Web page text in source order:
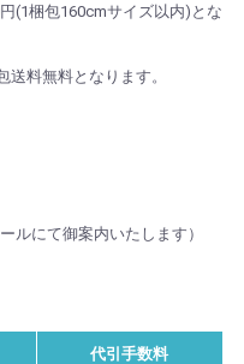
(1梱包160cmサイズ以内)とな
料無料となります。
ルにて御案内いたします）
代引手数料